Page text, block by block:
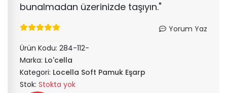
bunalmadan üzerinizde taşıyın."
Yorum Yaz
Ürün Kodu: 284-112-
Marka: Lo'cella
Kategori: Locella Soft Pamuk Eşarp
Stok: Stokta yok